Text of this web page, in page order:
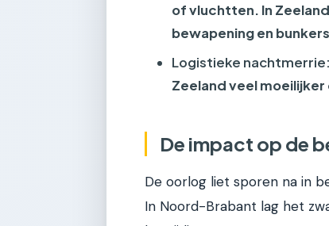
of vluchtten. In
bewapening en
Logistieke nachtmerrie:
Zeeland veel
De impact op de
De oorlog liet sporen na in
In Noord-Brabant lag het